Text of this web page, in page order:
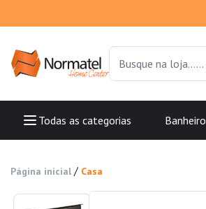
Todas as categorias Banheiro
Página inicial / Casa